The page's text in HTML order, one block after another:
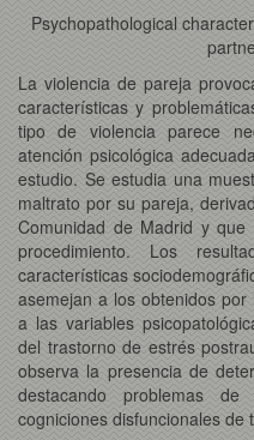
Psychopathological
La violencia de pareja
características y
tipo de violencia parece
atención psicológica
estudio. Se estudia una
maltrato por su pareja,
Comunidad de Madrid y
procedimiento. Los
características
asemejan a los obtenidos
a las variables
del trastorno de estrés
observa la presencia de
destacando problemas
cogniciones disfuncionales de